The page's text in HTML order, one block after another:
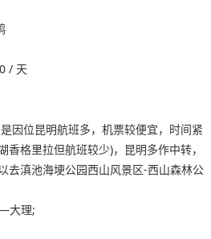
/ 天
因位昆明航班多，机票较便宜，时间紧
格里拉但航班较少)，昆明多作中转，
去滇池海埂公园西山风景区-西山森林公
大理;